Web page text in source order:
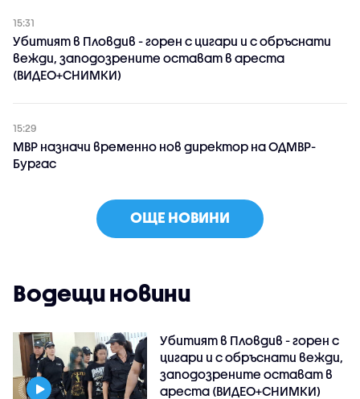
15:31
Убитият в Пловдив - горен с цигари и с обръснати
вежди, заподозрените остават в ареста
(ВИДЕО+СНИМКИ)
15:29
МВР назначи временно нов директор на ОДМВР-
Бургас
ОЩЕ НОВИНИ
Водещи новини
Убитият в Пловдив - горен с
цигари и с обръснати вежди,
заподозрените остават в
ареста (ВИДЕО+СНИМКИ)